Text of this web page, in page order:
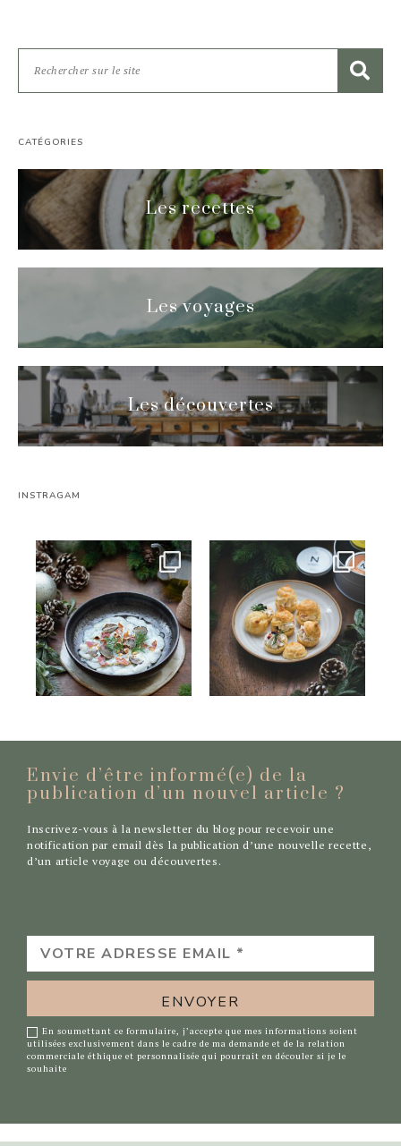
CATÉGORIES
Les recettes
Les voyages
Les découvertes
INSTRAGAM
Envie d’être informé(e) de la
publication d’un nouvel article ?
Inscrivez-vous à la newsletter du blog pour recevoir une
notification par email dès la publication d’une nouvelle recette,
d’un article voyage ou découvertes.
ADRESSE
EMAIL
*
En soumettant ce formulaire, j’accepte que mes informations soient
utilisées exclusivement dans le cadre de ma demande et de la relation
commerciale éthique et personnalisée qui pourrait en découler si je le
souhaite